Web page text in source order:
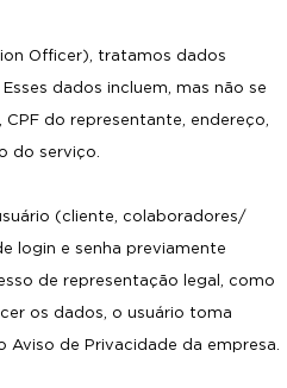
Officer), tratamos dados
dados incluem, mas não se
do representante, endereço,
do serviço.
(cliente, colaboradores/
login e senha previamente
de representação legal, como
os dados, o usuário toma
de Privacidade da empresa.